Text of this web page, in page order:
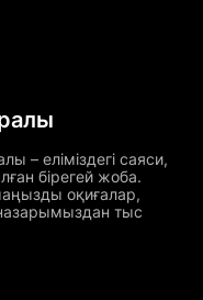
– еліміздегі саяси,
бірегей жоба.
оқиғалар,
тыс